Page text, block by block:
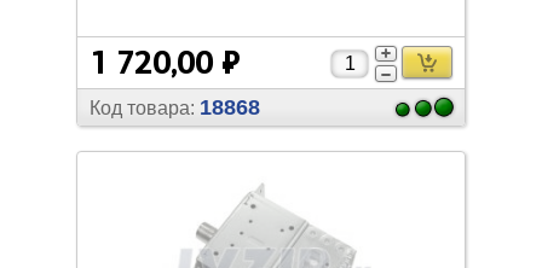
1 720,00 ₽
Код товара: 18868